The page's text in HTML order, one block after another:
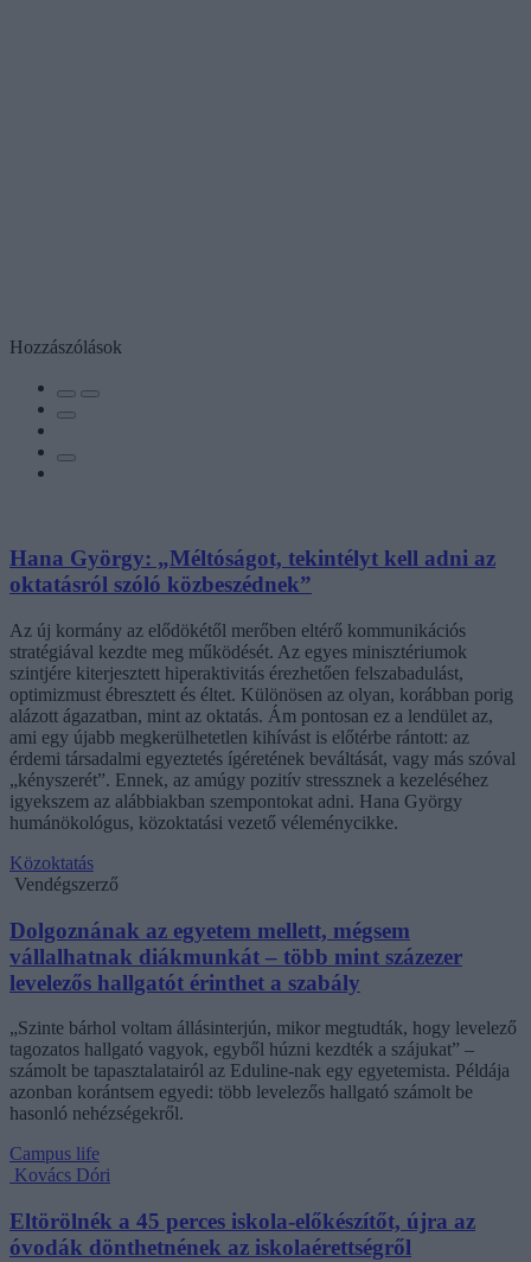
Hozzászólások
Hana György: „Méltóságot, tekintélyt kell adni az
oktatásról szóló közbeszédnek”
Az új kormány az elődökétől merőben eltérő kommunikációs
stratégiával kezdte meg működését. Az egyes minisztériumok
szintjére kiterjesztett hiperaktivitás érezhetően felszabadulást,
optimizmust ébresztett és éltet. Különösen az olyan, korábban porig
alázott ágazatban, mint az oktatás. Ám pontosan ez a lendület az,
ami egy újabb megkerülhetetlen kihívást is előtérbe rántott: az
érdemi társadalmi egyeztetés ígéretének beváltását, vagy más szóval
„kényszerét”. Ennek, az amúgy pozitív stressznek a kezeléséhez
igyekszem az alábbiakban szempontokat adni. Hana György
humánökológus, közoktatási vezető véleménycikke.
Közoktatás
Vendégszerző
Dolgoznának az egyetem mellett, mégsem
vállalhatnak diákmunkát – több mint százezer
levelezős hallgatót érinthet a szabály
„Szinte bárhol voltam állásinterjún, mikor megtudták, hogy levelező
tagozatos hallgató vagyok, egyből húzni kezdték a szájukat” –
számolt be tapasztalatairól az Eduline-nak egy egyetemista. Példája
azonban korántsem egyedi: több levelezős hallgató számolt be
hasonló nehézségekről.
Campus life
Kovács Dóri
Eltörölnék a 45 perces iskola-előkészítőt, újra az
óvodák dönthetnének az iskolaérettségről